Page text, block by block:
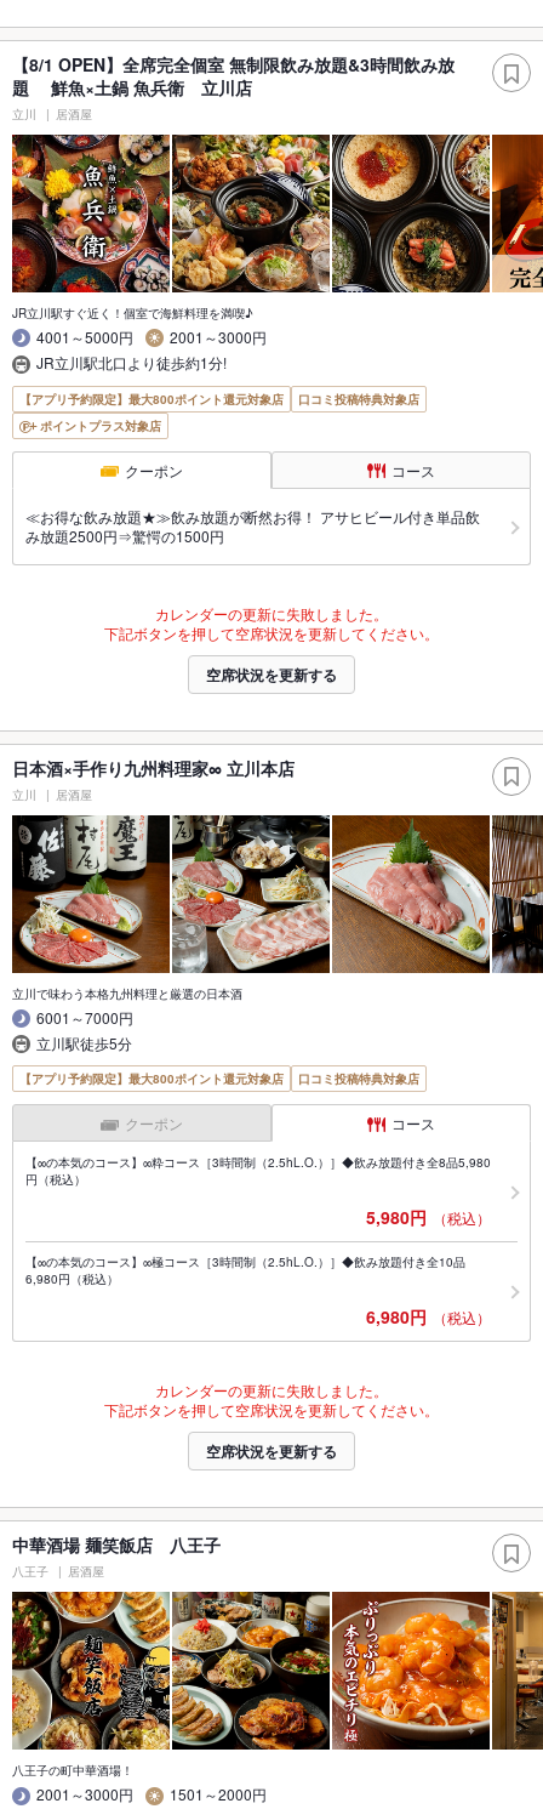
【8/1 OPEN】全席完全個室 無制限飲み放題&3時間飲み放
題 鮮魚×土鍋 魚兵衛 立川店
立川 居酒屋
JR立川駅すぐ近く！個室で海鮮料理を満喫♪
4001～5000円
2001～3000円
JR立川駅北口より徒歩約1分!
【アプリ予約限定】最大800ポイント還元対象店
口コミ投稿特典対象店
ポイントプラス対象店
クーポン コース
≪お得な飲み放題★≫飲み放題が断然お得！ アサヒビール付き単品飲
み放題2500円⇒驚愕の1500円
カレンダーの更新に失敗しました。
下記ボタンを押して空席状況を更新してください。
空席状況を更新する
日本酒×手作り九州料理家∞ 立川本店
立川 居酒屋
立川で味わう本格九州料理と厳選の日本酒
6001～7000円
立川駅徒歩5分
【アプリ予約限定】最大800ポイント還元対象店 口コミ投稿特典対象店
クーポン コース
【∞の本気のコース】∞粋コース［3時間制（2.5hL.O.）］◆飲み放題付き全8品5,980
円（税込）
5,980円 （税込）
【∞の本気のコース】∞極コース［3時間制（2.5hL.O.）］◆飲み放題付き全10品
6,980円（税込）
6,980円 （税込）
カレンダーの更新に失敗しました。
下記ボタンを押して空席状況を更新してください。
空席状況を更新する
中華酒場 麺笑飯店 八王子
八王子 居酒屋
八王子の町中華酒場！
2001～3000円 1501～2000円